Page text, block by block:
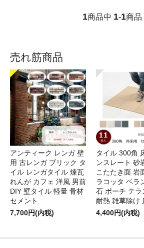
1商品中 1-1商品
売れ筋商品
アンティーク レンガ 壁
用 古レンガ ブリック タ
イル レンガタイル 煉瓦
れんが カフェ 洋風 男前
DIY 壁タイル 軽量 骨材
セメント
7,700円(内税)
タイル 300角
ンスレート 砂
こたたき面 岩
ラコッタ ベラ
石 ポーチ テラ
耐熱 雑草除け
4,400円(内税)